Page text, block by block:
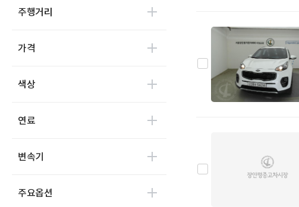
PV5
레이
로체
베스타
세피아
주행거리
가격
색상
연료
변속기
주요옵션